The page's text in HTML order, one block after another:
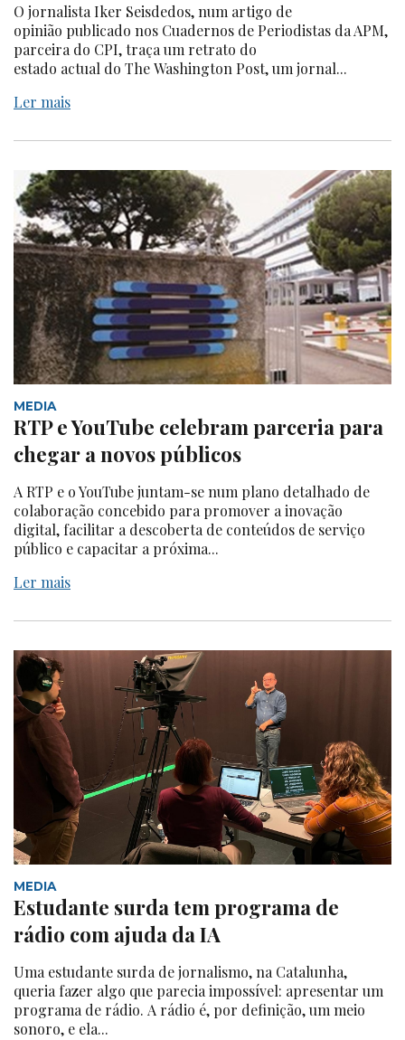
O jornalista Iker Seisdedos, num artigo de
opinião publicado nos Cuadernos de Periodistas da APM,
parceira do CPI, traça um retrato do
estado actual do The Washington Post, um jornal...
Ler mais
MEDIA
RTP e YouTube celebram parceria para
chegar a novos públicos
A RTP e o YouTube juntam-se num plano detalhado de
colaboração concebido para promover a inovação
digital, facilitar a descoberta de conteúdos de serviço
público e capacitar a próxima...
Ler mais
MEDIA
Estudante surda tem programa de
rádio com ajuda da IA
Uma estudante surda de jornalismo, na Catalunha,
queria fazer algo que parecia impossível: apresentar um
programa de rádio. A rádio é, por definição, um meio
sonoro, e ela...